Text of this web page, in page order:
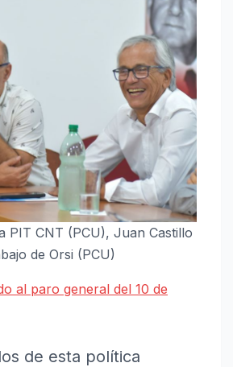
PIT CNT (PCU), Juan Castillo
de Orsi (PCU)
al paro general del 10 de
de esta política